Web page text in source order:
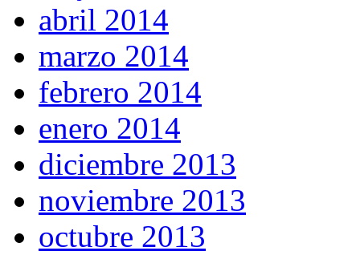
abril 2014
marzo 2014
febrero 2014
enero 2014
diciembre 2013
noviembre 2013
octubre 2013